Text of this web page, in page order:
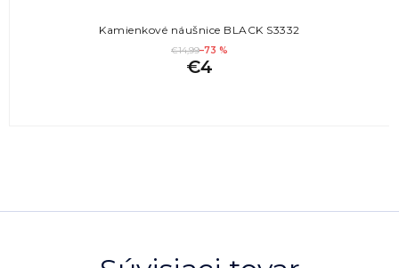
Kamienkové náušnice BLACK S3332
€14,99–73 %
€4